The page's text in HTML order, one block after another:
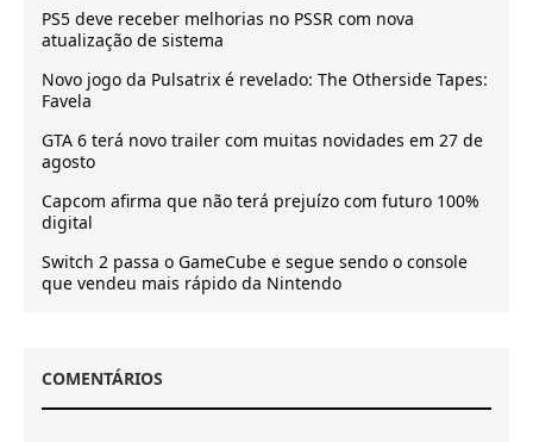
PS5 deve receber melhorias no PSSR com nova
atualização de sistema
Novo jogo da Pulsatrix é revelado: The Otherside Tapes:
Favela
GTA 6 terá novo trailer com muitas novidades em 27 de
agosto
Capcom afirma que não terá prejuízo com futuro 100%
digital
Switch 2 passa o GameCube e segue sendo o console
que vendeu mais rápido da Nintendo
COMENTÁRIOS